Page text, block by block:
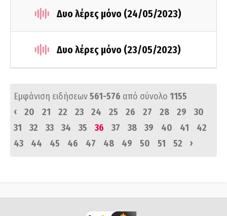
Δυο λέρες μόνο (24/05/2023)
Δυο λέρες μόνο (23/05/2023)
Εμφάνιση ειδήσεων561-576 από σύνολο 1155
‹
20 21 22 23 24 25 26 27 28 29
30
31
32 33 34 35 36 37 38 39 40 41
42
43
44 45 46 47 48 49 50 51 52 ›